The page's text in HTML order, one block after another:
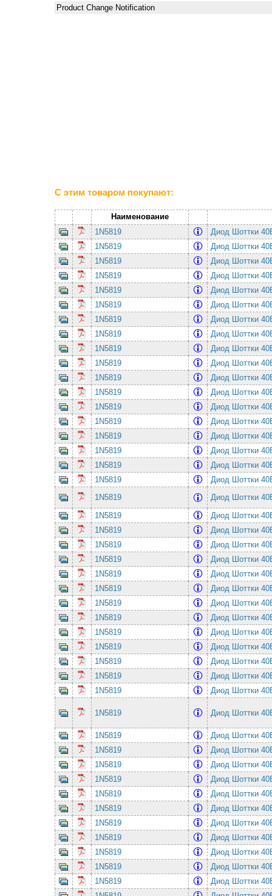
Product Change Notification
С этим товаром покупают:
Наименование
1N5819
Диод Шоттки
1N5819
Диод Шоттки
1N5819
Диод Шоттки
1N5819
Диод Шоттки
1N5819
Диод Шоттки
1N5819
Диод Шоттки
1N5819
Диод Шоттки
1N5819
Диод Шоттки
1N5819
Диод Шоттки
1N5819
Диод Шоттки
1N5819
Диод Шоттки
1N5819
Диод Шоттки
1N5819
Диод Шоттки
1N5819
Диод Шоттки
1N5819
Диод Шоттки
1N5819
Диод Шоттки
1N5819
Диод Шоттки
1N5819
Диод Шоттки
1N5819
Диод Шоттки
1N5819
Диод Шоттки
1N5819
Диод Шоттки
1N5819
Диод Шоттки
1N5819
Диод Шоттки
1N5819
Диод Шоттки
1N5819
Диод Шоттки
1N5819
Диод Шоттки
1N5819
Диод Шоттки
1N5819
Диод Шоттки
1N5819
Диод Шоттки
1N5819
Диод Шоттки
1N5819
Диод Шоттки
1N5819
Диод Шоттки
1N5819 Диод Шоттки
1N5819
Диод Шоттки
1N5819
Диод Шоттки
1N5819
Диод Шоттки
1N5819
Диод Шоттки
1N5819
Диод Шоттки
1N5819
Диод Шоттки
1N5819
Диод Шоттки
1N5819
Диод Шоттки
1N5819
Диод Шоттки
1N5819
Диод Шоттки
1N5819
Диод Шоттки